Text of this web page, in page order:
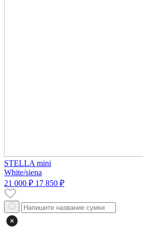
STELLA mini
White/siena
21 000 ₽ 17 850 ₽